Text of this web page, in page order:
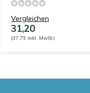
Vergleichen
31,20
(37,75 Inkl. MwSt.)